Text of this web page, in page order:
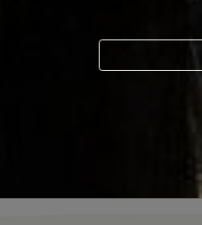
por la Pandemia, la
Curicó vuelve a
con una renovada
del Vino
Es sin duda, uno
para los